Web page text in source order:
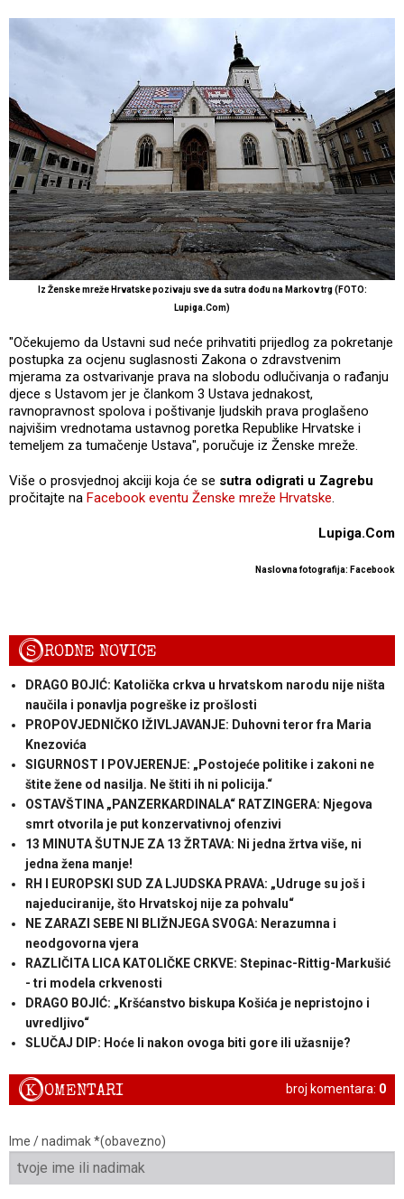
Iz Ženske mreže Hrvatske pozivaju sve da sutra dođu na Markov trg (FOTO:
Lupiga.Com)
"Očekujemo da Ustavni sud neće prihvatiti prijedlog za pokretanje
postupka za ocjenu suglasnosti Zakona o zdravstvenim
mjerama za ostvarivanje prava na slobodu odlučivanja o rađanju
djece s Ustavom jer je člankom 3 Ustava jednakost,
ravnopravnost spolova i poštivanje ljudskih prava proglašeno
najvišim vrednotama ustavnog poretka Republike Hrvatske i
temeljem za tumačenje Ustava", poručuje iz Ženske mreže.
Više o prosvjednoj akciji koja će se sutra odigrati u Zagrebu
pročitajte na Facebook eventu Ženske mreže Hrvatske.
Lupiga.Com
Naslovna fotografija: Facebook
SRODNE NOVICE
DRAGO BOJIĆ: Katolička crkva u hrvatskom narodu nije ništa
naučila i ponavlja pogreške iz prošlosti
PROPOVJEDNIČKO IŽIVLJAVANJE: Duhovni teror fra Maria
Knezovića
SIGURNOST I POVJERENJE: „Postojeće politike i zakoni ne
štite žene od nasilja. Ne štiti ih ni policija.“
OSTAVŠTINA „PANZERKARDINALA“ RATZINGERA: Njegova
smrt otvorila je put konzervativnoj ofenzivi
13 MINUTA ŠUTNJE ZA 13 ŽRTAVA: Ni jedna žrtva više, ni
jedna žena manje!
RH I EUROPSKI SUD ZA LJUDSKA PRAVA: „Udruge su još i
najeduciranije, što Hrvatskoj nije za pohvalu“
NE ZARAZI SEBE NI BLIŽNJEGA SVOGA: Nerazumna i
neodgovorna vjera
RAZLIČITA LICA KATOLIČKE CRKVE: Stepinac-Rittig-Markušić
- tri modela crkvenosti
DRAGO BOJIĆ: „Kršćanstvo biskupa Košića je nepristojno i
uvredljivo“
SLUČAJ DIP: Hoće li nakon ovoga biti gore ili užasnije?
broj komentara: 0
KOMENTARI
Ime / nadimak *(obavezno)